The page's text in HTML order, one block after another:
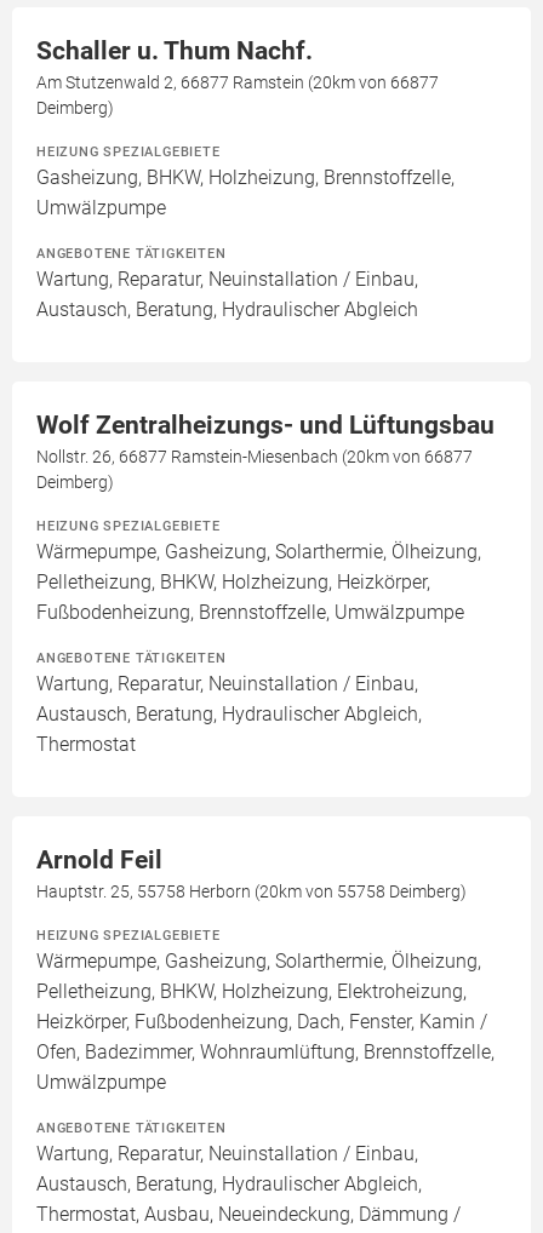
Schaller u. Thum Nachf.
Am Stutzenwald 2, 66877 Ramstein (20km von 66877
Deimberg)
HEIZUNG SPEZIALGEBIETE
Gasheizung, BHKW, Holzheizung, Brennstoffzelle,
Umwälzpumpe
ANGEBOTENE TÄTIGKEITEN
Wartung, Reparatur, Neuinstallation / Einbau,
Austausch, Beratung, Hydraulischer Abgleich
Wolf Zentralheizungs- und Lüftungsbau
Nollstr. 26, 66877 Ramstein-Miesenbach (20km von 66877
Deimberg)
HEIZUNG SPEZIALGEBIETE
Wärmepumpe, Gasheizung, Solarthermie, Ölheizung,
Pelletheizung, BHKW, Holzheizung, Heizkörper,
Fußbodenheizung, Brennstoffzelle, Umwälzpumpe
ANGEBOTENE TÄTIGKEITEN
Wartung, Reparatur, Neuinstallation / Einbau,
Austausch, Beratung, Hydraulischer Abgleich,
Thermostat
Arnold Feil
Hauptstr. 25, 55758 Herborn (20km von 55758 Deimberg)
HEIZUNG SPEZIALGEBIETE
Wärmepumpe, Gasheizung, Solarthermie, Ölheizung,
Pelletheizung, BHKW, Holzheizung, Elektroheizung,
Heizkörper, Fußbodenheizung, Dach, Fenster, Kamin /
Ofen, Badezimmer, Wohnraumlüftung, Brennstoffzelle,
Umwälzpumpe
ANGEBOTENE TÄTIGKEITEN
Wartung, Reparatur, Neuinstallation / Einbau,
Austausch, Beratung, Hydraulischer Abgleich,
Thermostat, Ausbau, Neueindeckung, Dämmung /